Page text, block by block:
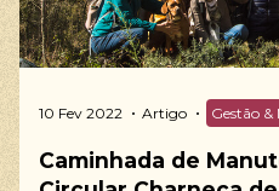
10 Fev 2022 Artigo Gestão
Caminhada de